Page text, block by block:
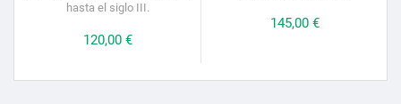
hasta el siglo III.
Precio
120,00 €
Precio
145,00 €